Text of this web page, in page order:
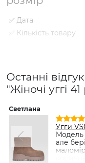
✅ Дата
✅ Кількість товару
✅ Середній рейтинг
✅ Найдешевший
товар
✅ Найдорожчий
✅ Найпопулярніший
товар
Останні
"Жіночі уггі
Светлана
Угги
Модель
але